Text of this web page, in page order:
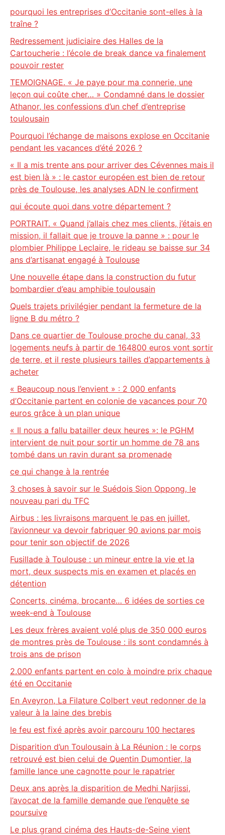
pourquoi les entreprises d’Occitanie sont-elles à la
traîne ?
Redressement judiciaire des Halles de la
Cartoucherie : l’école de break dance va finalement
pouvoir rester
TEMOIGNAGE. « Je paye pour ma connerie, une
leçon qui coûte cher… » Condamné dans le dossier
Athanor, les confessions d’un chef d’entreprise
toulousain
Pourquoi l’échange de maisons explose en Occitanie
pendant les vacances d’été 2026 ?
« Il a mis trente ans pour arriver des Cévennes mais il
est bien là » : le castor européen est bien de retour
près de Toulouse, les analyses ADN le confirment
qui écoute quoi dans votre département ?
PORTRAIT. « Quand j’allais chez mes clients, j’étais en
mission, il fallait que je trouve la panne » : pour le
plombier Philippe Leclaire, le rideau se baisse sur 34
ans d’artisanat engagé à Toulouse
Une nouvelle étape dans la construction du futur
bombardier d’eau amphibie toulousain
Quels trajets privilégier pendant la fermeture de la
ligne B du métro ?
Dans ce quartier de Toulouse proche du canal, 33
logements neufs à partir de 164800 euros vont sortir
de terre, et il reste plusieurs tailles d’appartements à
acheter
« Beaucoup nous l’envient » : 2 000 enfants
d’Occitanie partent en colonie de vacances pour 70
euros grâce à un plan unique
« Il nous a fallu batailler deux heures »: le PGHM
intervient de nuit pour sortir un homme de 78 ans
tombé dans un ravin durant sa promenade
ce qui change à la rentrée
3 choses à savoir sur le Suédois Sion Oppong, le
nouveau pari du TFC
Airbus : les livraisons marquent le pas en juillet,
l’avionneur va devoir fabriquer 90 avions par mois
pour tenir son objectif de 2026
Fusillade à Toulouse : un mineur entre la vie et la
mort, deux suspects mis en examen et placés en
détention
Concerts, cinéma, brocante… 6 idées de sorties ce
week-end à Toulouse
Les deux frères avaient volé plus de 350 000 euros
de montres près de Toulouse : ils sont condamnés à
trois ans de prison
2.000 enfants partent en colo à moindre prix chaque
été en Occitanie
En Aveyron, La Filature Colbert veut redonner de la
valeur à la laine des brebis
le feu est fixé après avoir parcouru 100 hectares
Disparition d’un Toulousain à La Réunion : le corps
retrouvé est bien celui de Quentin Dumontier, la
famille lance une cagnotte pour le rapatrier
Deux ans après la disparition de Medhi Narjissi,
l’avocat de la famille demande que l’enquête se
poursuive
Le plus grand cinéma des Hauts-de-Seine vient